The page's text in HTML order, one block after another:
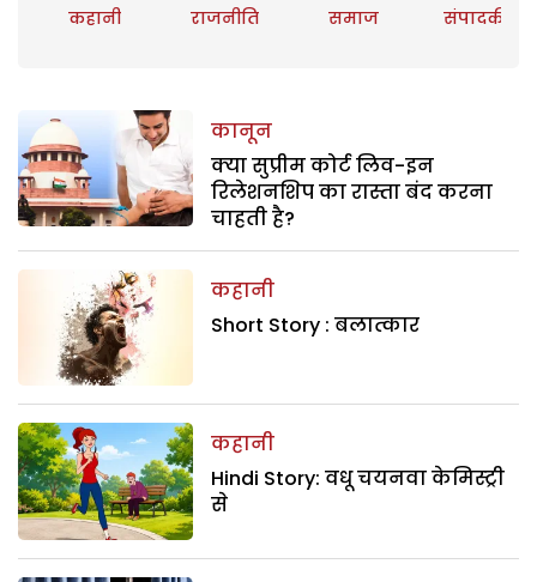
कहानी राजनीति समाज संपादकीय
कानून
क्या सुप्रीम कोर्ट लिव-इन
रिलेशनशिप का रास्ता बंद करना
चाहती है?
कहानी
Short Story : बलात्कार
कहानी
Hindi Story: वधू चयनवा केमिस्ट्री
से